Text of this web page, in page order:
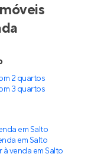
2 quartos
3 quartos
em Salto
em Salto
venda em Salto